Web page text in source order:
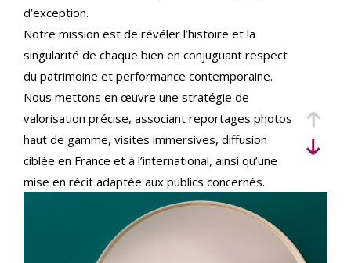
d’exception.
Notre mission est de révéler l’histoire et la
singularité de chaque bien en conjuguant respect
du patrimoine et performance contemporaine.
Nous mettons en œuvre une stratégie de
valorisation précise, associant reportages photos
haut de gamme, visites immersives, diffusion
ciblée en France et à l’international, ainsi qu’une
mise en récit adaptée aux publics concernés.
Implantés au cœur du Val de Loire et actifs sur
l’ensemble du territoire, nous accompagnons
vendeurs et acquéreurs français et internationaux,